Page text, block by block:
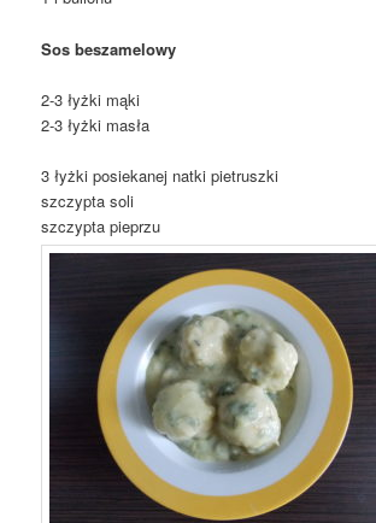
Sos beszamelowy
2-3 łyżki mąki
2-3 łyżki masła
3 łyżki posiekanej natki pietruszki
szczypta soli
szczypta pieprzu